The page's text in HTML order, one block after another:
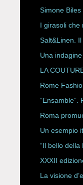
HAUTE
Simone
ESPY
I girasoli che
Salt&Linen.
Una
LA
CON
ROBERTA
Rome
“Ensamble”.
Storici
Roma
Un esempio
Rete Slow
“Il bello della
XXXII
La visione